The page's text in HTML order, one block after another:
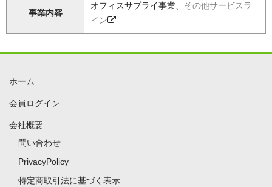
事業内容
オフィスサプライ事業、 その他サービスラ
イン
ホーム
会員ログイン
会社概要
問い合わせ
PrivacyPolicy
特定商取引法に基づく表示